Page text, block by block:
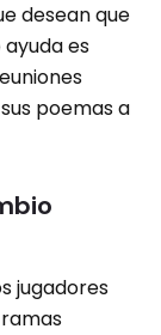
desean que
es
poemas a
jugadores